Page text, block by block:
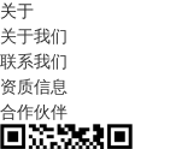
关于
关于我们
联系我们
资质信息
合作伙伴